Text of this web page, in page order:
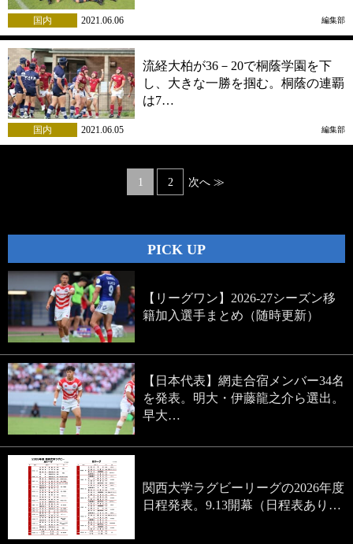
国内 2021.06.06 編集部
流経大柏が36－20で桐蔭学園を下
し、大きな一勝を掴む。桐蔭の連覇
は7…
国内 2021.06.05 編集部
1 2 次へ ≫
PICK UP
【リーグワン】2026-27シーズン移
籍加入選手まとめ（随時更新）
【日本代表】網走合宿メンバー34名
を発表。明大・伊藤龍之介ら選出。
早大…
関西大学ラグビーリーグの2026年度
日程発表。9.13開幕（日程表あり…